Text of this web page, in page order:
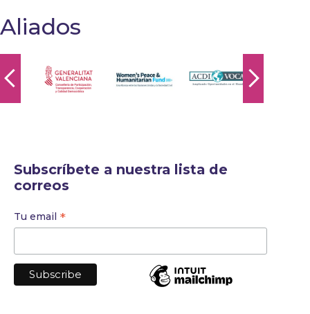
Aliados
Subscríbete a nuestra lista de
correos
Tu email *